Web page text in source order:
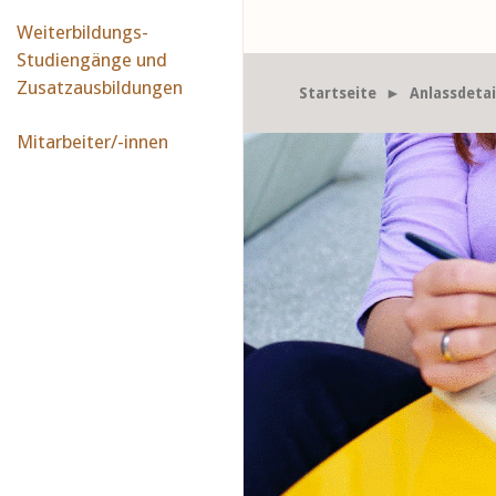
Weiterbildungs-
Studiengänge und
Zusatzausbildungen
Mitarbeiter/-innen
Startseite ►